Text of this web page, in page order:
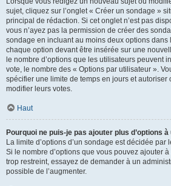
sujet, cliquez sur l’onglet « Créer un sondage »
principal de rédaction. Si cet onglet n’est pas
vous n’ayez pas la permission de créer des
sondage en incluant au moins deux options dans
chaque option devant être insérée sur une
le nombre d’options que les utilisateurs peuvent
vote, le nombre des « Options par utilisateur ».
spécifier une limite de temps en jours et autoriser
modifier leurs votes.
Haut
Pourquoi ne puis-je pas ajouter plus d’options à
La limite d’options d’un sondage est décidée
Si le nombre d’options que vous pouvez ajouter
trop restreint, essayez de demander à un
possible de l’augmenter.